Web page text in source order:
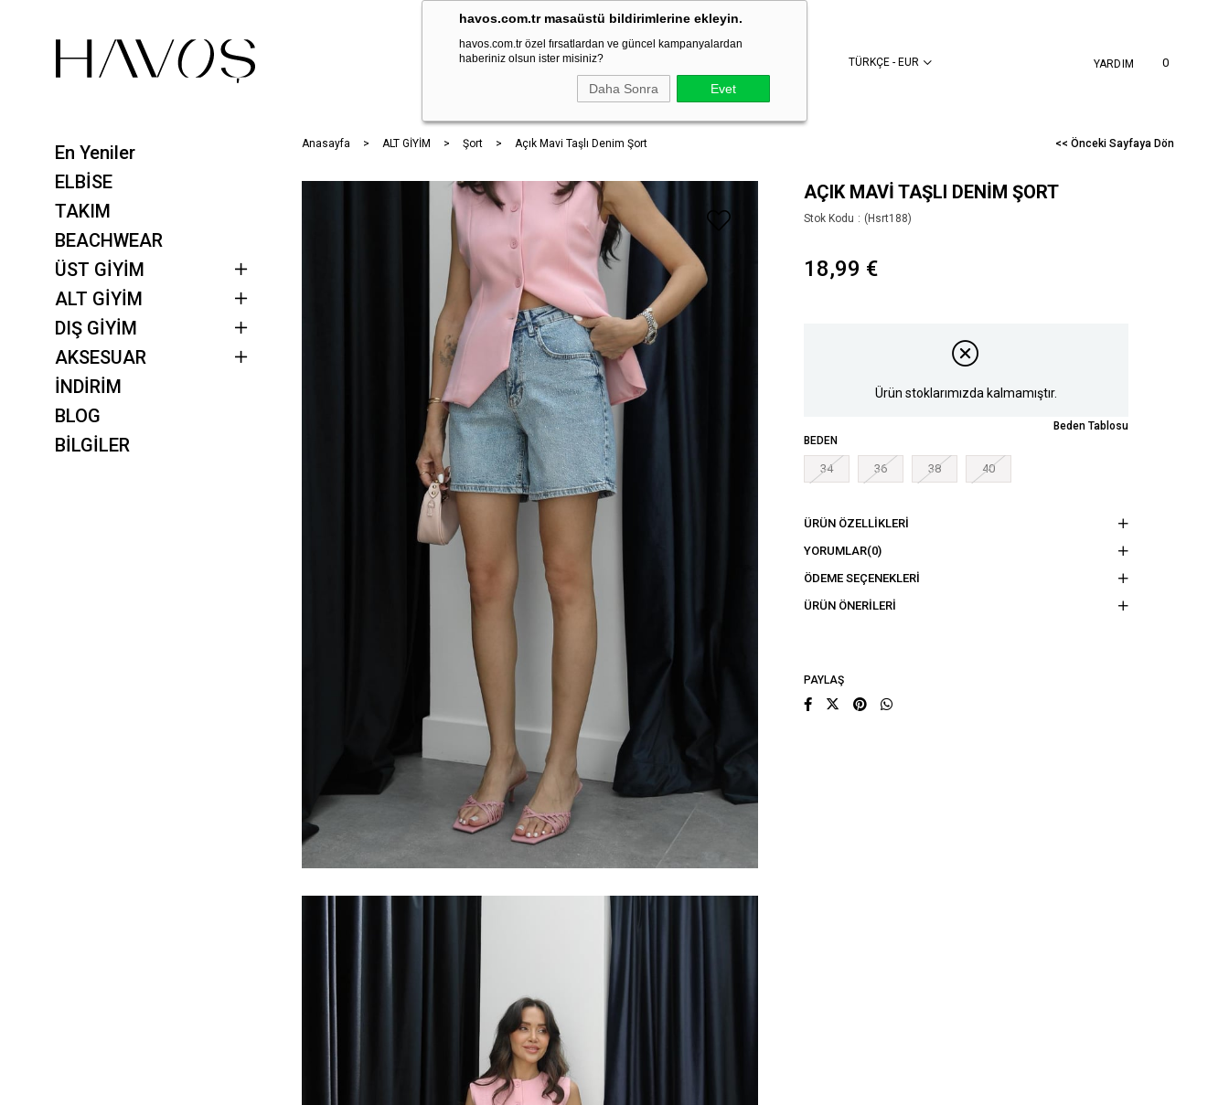
havos.com.tr masaüstü bildirimlerine ekleyin.
havos.com.tr özel fırsatlardan ve güncel kampanyalardan
haberiniz olsun ister misiniz?
Daha Sonra Evet
YARDIM
TÜRKÇE - EUR 0
En Yeniler
ELBİSE
TAKIM
BEACHWEAR
ÜST GİYİM
ALT GİYİM
DIŞ GİYİM
AKSESUAR
İNDİRİM
BLOG
BİLGİLER
ARA
Anasayfa ALT GİYİM Şort Açık Mavi Taşlı Denim Şort << Önceki Sayfaya Dön
AÇIK MAVI TAŞLI DENIM ŞORT
Stok Kodu (Hsrt188)
18,99 €
Ürün stoklarımızda kalmamıştır.
BEDEN
34 36 38 40
Beden Tablosu
ÜRÜN ÖZELLIKLERI
YORUMLAR(0)
ÖDEME SEÇENEKLERI
ÜRÜN ÖNERILERI
PAYLAŞ